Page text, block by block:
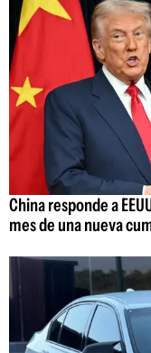
China responde a
mes de una nueva